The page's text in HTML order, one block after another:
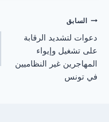
تصفّح
المقالات
السابق
دعوات لتشديد الرقابة
على تشغيل وإيواء
المهاجرين غير النظاميين
في تونس